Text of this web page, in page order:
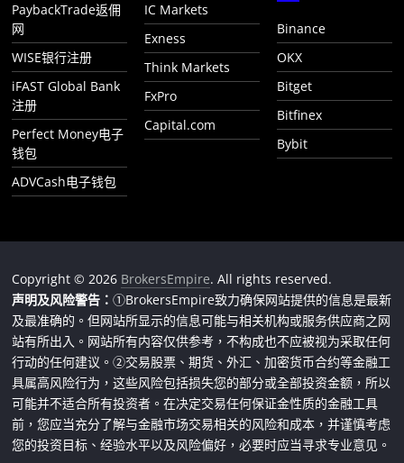
PaybackTrade返佣
网
WISE银行注册
iFAST Global Bank
注册
Perfect Money电子
钱包
ADVCash电子钱包
IC Markets
Exness
Think Markets
FxPro
Capital.com
Binance
OKX
Bitget
Bitfinex
Bybit
Copyright © 2026 BrokersEmpire. All rights reserved.
声明及风险警告：①BrokersEmpire致力确保网站提供的信息是最新
及最准确的。但网站所显示的信息可能与相关机构或服务供应商之网
站有所出入。网站所有内容仅供参考，不构成也不应被视为采取任何
行动的任何建议。②交易股票、期货、外汇、加密货币合约等金融工
具属高风险行为，这些风险包括损失您的部分或全部投资金额，所以
可能并不适合所有投资者。在决定交易任何保证金性质的金融工具
前，您应当充分了解与金融市场交易相关的风险和成本，并谨慎考虑
您的投资目标、经验水平以及风险偏好，必要时应当寻求专业意见。